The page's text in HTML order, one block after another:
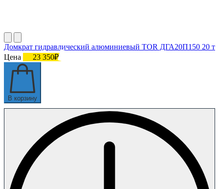
Домкрат гидравлический алюминиевый TOR ДГА20П150 20 т
Цена
23 350₽
В корзину